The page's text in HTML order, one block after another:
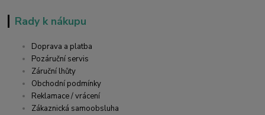
Rady k nákupu
Doprava a platba
Pozáruční servis
Záruční lhůty
Obchodní podmínky
Reklamace / vrácení
Zákaznická samoobsluha